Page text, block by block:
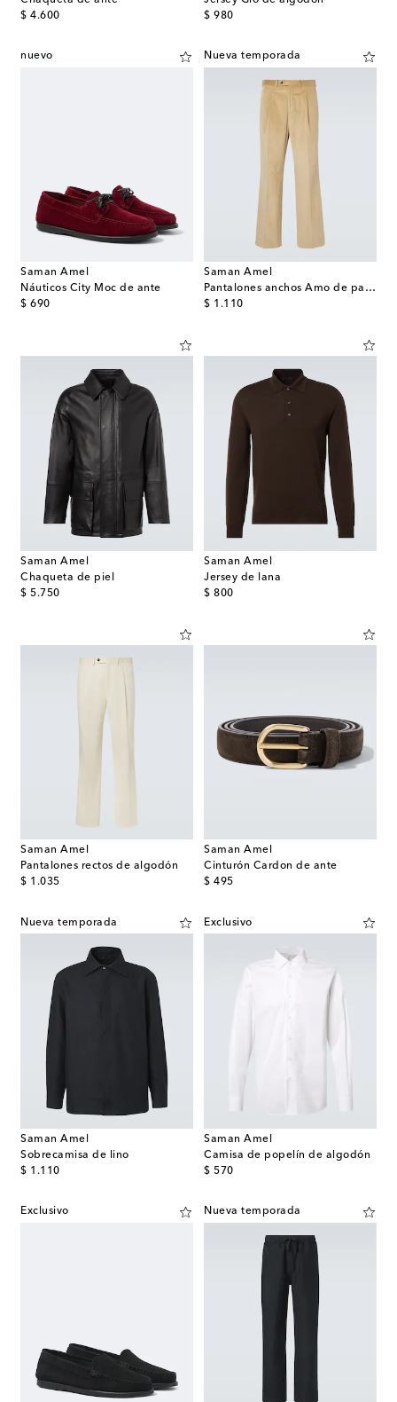
$ 4.600
original price
$ 980
original price
nuevo
Saman Amel
Náuticos City Moc de ante
$ 690
original price
Nueva temporada
Saman Amel
Pantalones anchos Amo de pana
$ 1.110
original price
Saman Amel
Chaqueta de piel
$ 5.750
original price
Saman Amel
Jersey de lana
$ 800
original price
Saman Amel
Pantalones rectos de algodón
$ 1.035
original price
Saman Amel
Cinturón Cardon de ante
$ 495
original price
Nueva temporada
Saman Amel
Sobrecamisa de lino
$ 1.110
original price
Exclusivo
Saman Amel
Camisa de popelín de algodón
$ 570
original price
Exclusivo Nueva temporada